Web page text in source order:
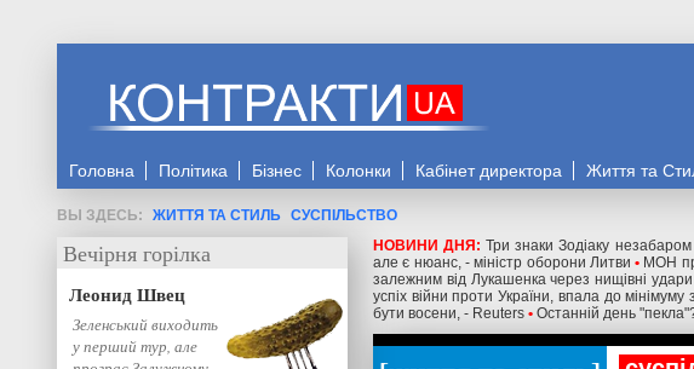
Головна Політика Бізнес Колонки Кабінет директора Життя та
ЖИТТЯ ТА СТИЛЬ СУСПІЛЬСТВО
НОВИНИ ДНЯ:Три знаки Зодіаку незабаром
але є нюанс, - міністр оборони Литви • МОН
залежним від Лукашенка через нищівні
успіх війни проти України, впала до мінімуму
бути восени, - Reuters • Останній день
Вечірня горілка
Леонид Швец
Зеленський виходить
у перший тур, але